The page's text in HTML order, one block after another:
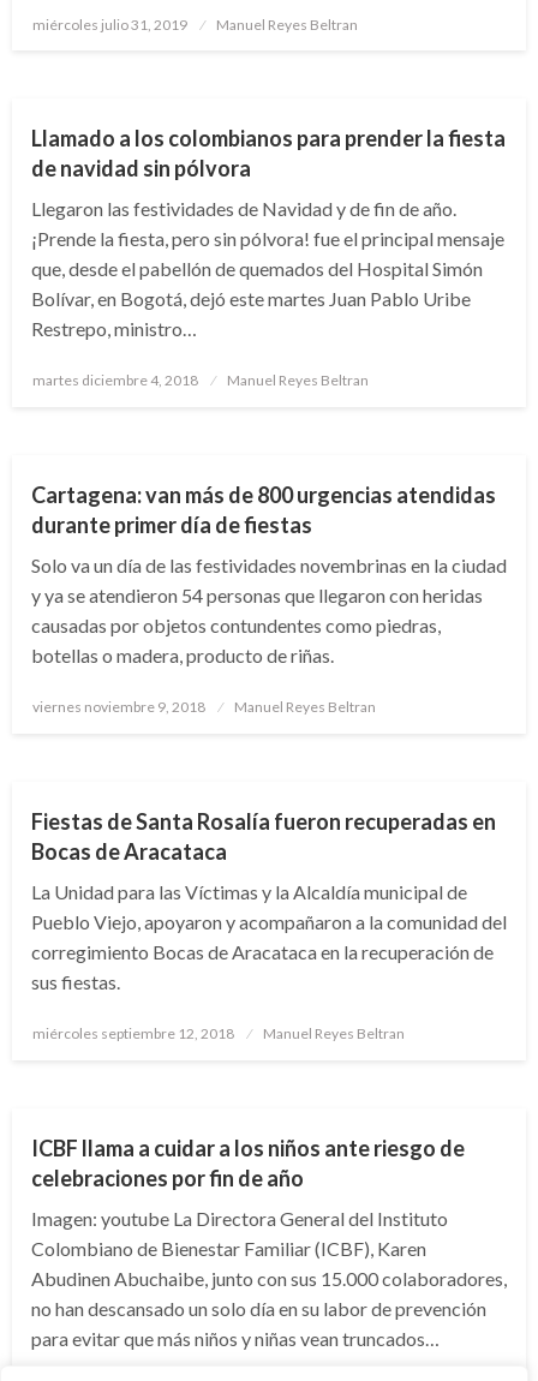
Publicado
miércoles julio 31, 2019 Manuel Reyes Beltran
Llamado a los colombianos para prender la fiesta
de navidad sin pólvora
Llegaron las festividades de Navidad y de fin de año.
¡Prende la fiesta, pero sin pólvora! fue el principal mensaje
que, desde el pabellón de quemados del Hospital Simón
Bolívar, en Bogotá, dejó este martes Juan Pablo Uribe
Restrepo, ministro…
Publicado
martes diciembre 4, 2018 Manuel Reyes Beltran
Cartagena: van más de 800 urgencias atendidas
durante primer día de fiestas
Solo va un día de las festividades novembrinas en la ciudad
y ya se atendieron 54 personas que llegaron con heridas
causadas por objetos contundentes como piedras,
botellas o madera, producto de riñas.
Publicado
viernes noviembre 9, 2018 Manuel Reyes Beltran
Fiestas de Santa Rosalía fueron recuperadas en
Bocas de Aracataca
La Unidad para las Víctimas y la Alcaldía municipal de
Pueblo Viejo, apoyaron y acompañaron a la comunidad del
corregimiento Bocas de Aracataca en la recuperación de
sus fiestas.
Publicado
miércoles septiembre 12, 2018 Manuel Reyes Beltran
ICBF llama a cuidar a los niños ante riesgo de
celebraciones por fin de año
Imagen: youtube La Directora General del Instituto
Colombiano de Bienestar Familiar (ICBF), Karen
Abudinen Abuchaibe, junto con sus 15.000 colaboradores,
no han descansado un solo día en su labor de prevención
para evitar que más niños y niñas vean truncados…